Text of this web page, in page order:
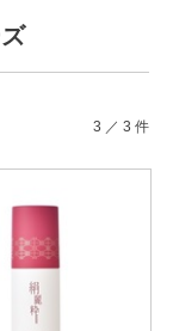
3 ／ 3 件